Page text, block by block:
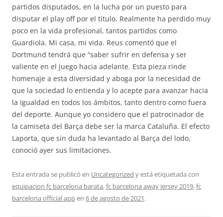
partidos disputados, en la lucha por un puesto para
disputar el play off por el título. Realmente ha perdido muy
poco en la vida profesional, tantos partidos como
Guardiola. Mi casa, mi vida. Reus comentó que el
Dortmund tendrá que “saber sufrir en defensa y ser
valiente en el juego hacia adelante. Esta pieza rinde
homenaje a esta diversidad y aboga por la necesidad de
que la sociedad lo entienda y lo acepte para avanzar hacia
la igualdad en todos los ámbitos, tanto dentro como fuera
del deporte. Aunque yo considero que el patrocinador de
la camiseta del Barça debe ser la marca Cataluña. El efecto
Laporta, que sin duda ha levantado al Barça del lodo,
conoció ayer sus limitaciones.
Esta entrada se publicó en Uncategorized y está etiquetada con
equipacion fc barcelona barata,fc barcelona away jersey 2019,fc
barcelona official appen 6 de agosto de 2021.